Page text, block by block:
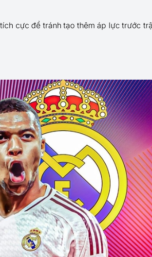
cực để tránh tạo thêm áp lực trước